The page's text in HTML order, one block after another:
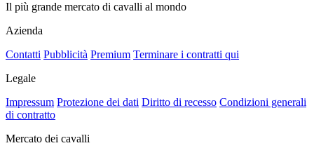
Il più grande mercato di cavalli al mondo
Azienda
Contatti Pubblicità Premium Terminare i contratti qui
Legale
Impressum Protezione dei dati Diritto di recesso Condizioni generali
di contratto
Mercato dei cavalli